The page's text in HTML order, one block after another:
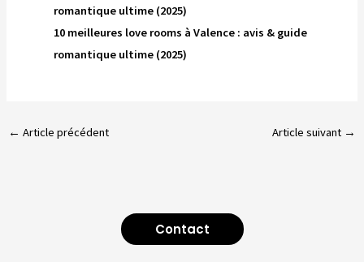
romantique ultime (2025)
10 meilleures love rooms à Valence : avis & guide
romantique ultime (2025)
← Article précédent Article suivant →
Contact